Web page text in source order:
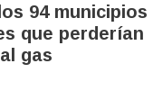
94 municipios
que perderían
gas